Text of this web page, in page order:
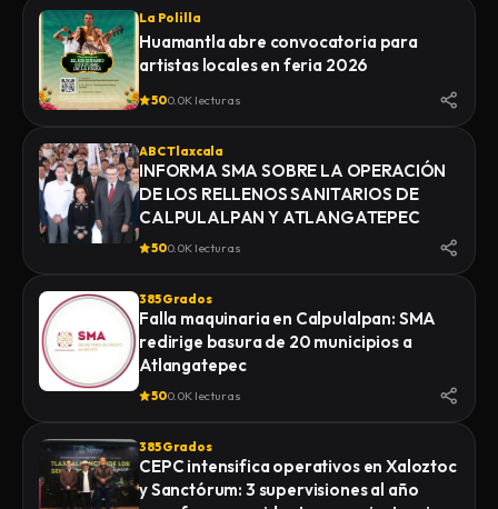
La Polilla
Huamantla abre convocatoria para
artistas locales en feria 2026
500.0K lecturas
ABC Tlaxcala
INFORMA SMA SOBRE LA OPERACIÓN
DE LOS RELLENOS SANITARIOS DE
CALPULALPAN Y ATLANGATEPEC
500.0K lecturas
385 Grados
Falla maquinaria en Calpulalpan: SMA
redirige basura de 20 municipios a
Atlangatepec
500.0K lecturas
385 Grados
CEPC intensifica operativos en Xaloztoc
y Sanctórum: 3 supervisiones al año